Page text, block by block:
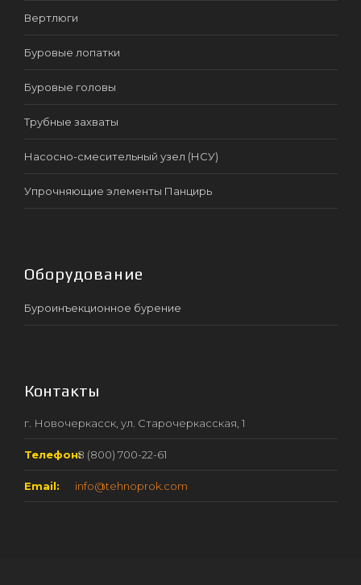
Вертлюги
Буровые лопатки
Буровые головы
Трубные захваты
Насосно-смесительный узел (НСУ)
Упрочняющие элементы Панцирь
Оборудование
Буроинъекционное бурение
Контакты
г. Новочеркасск, ул. Старочеркасская, 1
Телефон:8 (800) 700-22-61
Email: info@tehnoprok.com